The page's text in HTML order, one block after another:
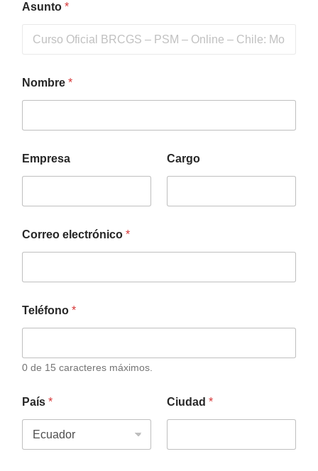
Asunto *
Nombre *
Empresa Cargo
Correo electrónico *
Teléfono *
0 de 15 caracteres máximos.
País * Ciudad *